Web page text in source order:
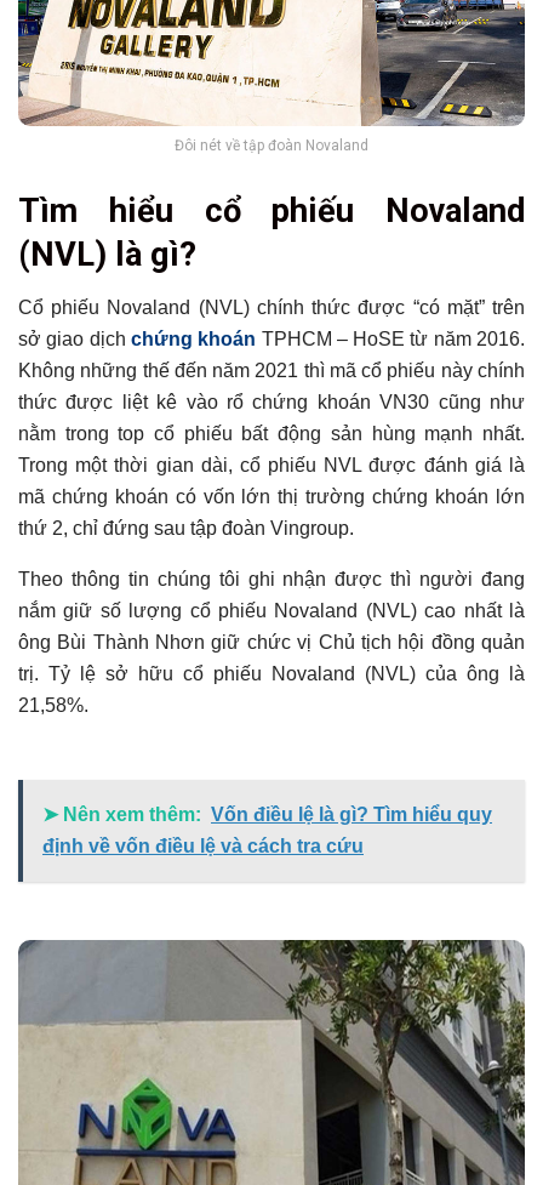
Đôi nét về tập đoàn Novaland
Tìm hiểu cổ phiếu Novaland
(NVL) là gì?
Cổ phiếu Novaland (NVL) chính thức được “có mặt” trên
sở giao dịch chứng khoán TPHCM – HoSE từ năm 2016.
Không những thế đến năm 2021 thì mã cổ phiếu này chính
thức được liệt kê vào rổ chứng khoán VN30 cũng như
nằm trong top cổ phiếu bất động sản hùng mạnh nhất.
Trong một thời gian dài, cổ phiếu NVL được đánh giá là
mã chứng khoán có vốn lớn thị trường chứng khoán lớn
thứ 2, chỉ đứng sau tập đoàn Vingroup.
Theo thông tin chúng tôi ghi nhận được thì người đang
nắm giữ số lượng cổ phiếu Novaland (NVL) cao nhất là
ông Bùi Thành Nhơn giữ chức vị Chủ tịch hội đồng quản
trị. Tỷ lệ sở hữu cổ phiếu Novaland (NVL) của ông là
21,58%.
➤ Nên xem thêm: Vốn điều lệ là gì? Tìm hiểu quy
định về vốn điều lệ và cách tra cứu